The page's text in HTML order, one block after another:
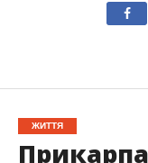
ЖИТТЯ